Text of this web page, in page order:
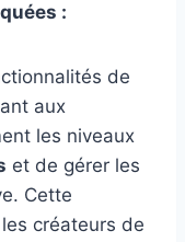
:
de
aux
les niveaux
et de gérer les
Cette
créateurs de